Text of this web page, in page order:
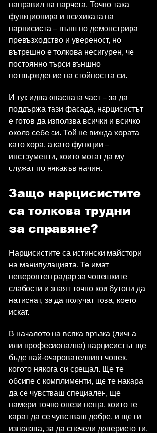
направил на парчета. Точно така
функционира и психиката на
нарцисиста – външно демонстрира
превъзходство и увереност, но
вътрешно е толкова несигурен, че
постоянно търси външно
потвърждение на стойността си.
И тук идва опасната част – за да
поддържа тази фасада, нарцисистът
е готов да използва всички и всичко
около себе си. Той не вижда хората
като хора, а като функции –
инструменти, които могат да му
служат по някакъв начин.
Защо нарцисистите
са толкова трудни
за справяне?
Нарцисистите са истински майстори
на манипулацията. Те имат
невероятен радар за човешките
слабости и знаят точно кои бутони да
натиснат, за да получат това, което
искат.
В началото на всяка връзка (лична
или професионална) нарцисистът ще
бъде най-очарователният човек,
когото някога си срещал. Ще те
обсипе с комплименти, ще те накара
да се чувстваш специален, ще
намери точно онези неща, които те
карат да се чувстваш добре, и ще ги
използва, за да спечели доверието ти.